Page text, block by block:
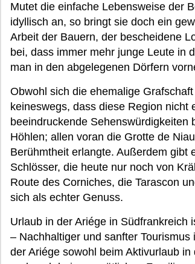
Mutet die einfache Lebensweise der
idyllisch an, so bringt sie doch ein
Arbeit der Bauern, der bescheidene
bei, dass immer mehr junge Leute in
man in den abgelegenen Dörfern
Obwohl sich die ehemalige
keineswegs, dass diese Region nicht
beeindruckende
Höhlen; allen voran die Grotte de
Berühmtheit erlangte. Außerdem gibt
Schlösser, die heute nur noch von
Route des Corniches, die Tarascon
sich als echter Genuss.
Urlaub in der Ariége in Südfrankreich
– Nachhaltiger und sanfter
der Ariége sowohl beim Aktivurlaub